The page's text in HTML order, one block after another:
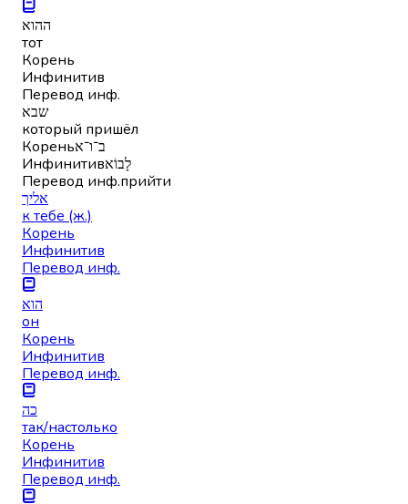
ההוא
тот
Корень
Инфинитив
Перевод инф.
שבא
который пришёл
Кореньב־ו־א
Инфинитивלָבוֹא
Перевод инф.прийти
אליך
к тебе (ж.)
Корень
Инфинитив
Перевод инф.
הוא
он
Корень
Инфинитив
Перевод инф.
כה
так/настолько
Корень
Инфинитив
Перевод инф.